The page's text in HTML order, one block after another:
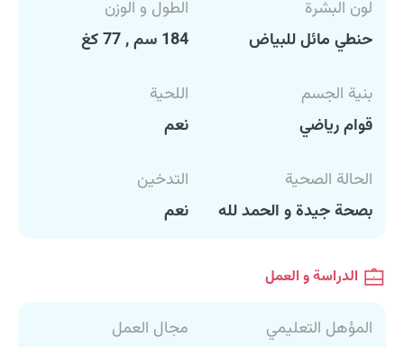
لون البشرة
حنطي مائل للبياض
الطول و الوزن
184 سم , 77 كغ
بنية الجسم
قوام رياضي
اللحية
نعم
الحالة الصحية
بصحة جيدة و الحمد لله
التدخين
نعم
الدراسة و العمل
المؤهل التعليمي
مجال العمل